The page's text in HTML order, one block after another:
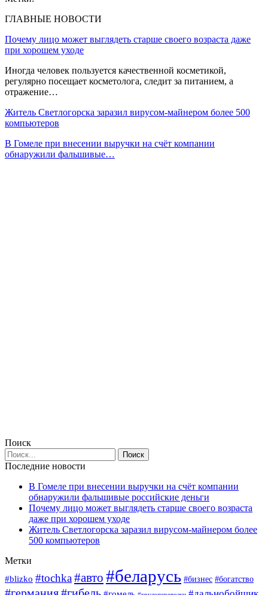
ГЛАВНЫЕ НОВОСТИ
Почему лицо может выглядеть старше своего возраста даже
при хорошем уходе
Иногда человек пользуется качественной косметикой,
регулярно посещает косметолога, следит за питанием, а
отражение…
Житель Светлогорска заразил вирусом-майнером более 500
компьютеров
В Гомеле при внесении выручки на счёт компании
обнаружили фальшивые…
Поиск
Последние новости
В Гомеле при внесении выручки на счёт компании
обнаружили фальшивые российские деньги
Почему лицо может выглядеть старше своего возраста
даже при хорошем уходе
Житель Светлогорска заразил вирусом-майнером более
500 компьютеров
Метки
#blizko #tochka#авто #беларусь #бизнес #богатство